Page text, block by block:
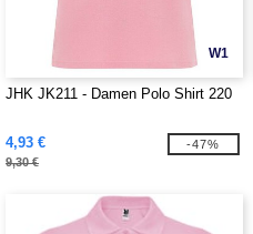
W1
JHK JK211 - Damen Polo Shirt 220
4,93 €
9,30 €
-47%